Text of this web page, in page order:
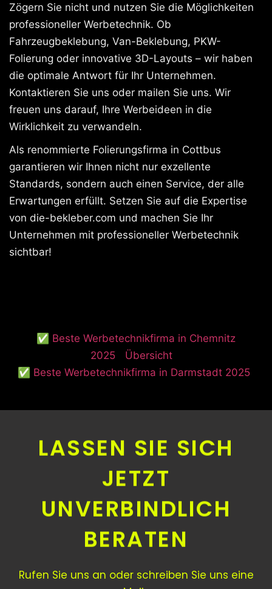
Zögern Sie nicht und nutzen Sie die Möglichkeiten
professioneller Werbetechnik. Ob
Fahrzeugbeklebung, Van-Beklebung, PKW-
Folierung oder innovative 3D-Layouts – wir haben
die optimale Antwort für Ihr Unternehmen.
Kontaktieren Sie uns oder mailen Sie uns. Wir
freuen uns darauf, Ihre Werbeideen in die
Wirklichkeit zu verwandeln.
Als renommierte Folierungsfirma in Cottbus
garantieren wir Ihnen nicht nur exzellente
Standards, sondern auch einen Service, der alle
Erwartungen erfüllt. Setzen Sie auf die Expertise
von die-bekleber.com und machen Sie Ihr
Unternehmen mit professioneller Werbetechnik
sichtbar!
✅ Beste Werbetechnikfirma in Chemnitz
2025
Übersicht
✅ Beste Werbetechnikfirma in Darmstadt 2025
LASSEN SIE SICH
JETZT
UNVERBINDLICH
BERATEN
Rufen Sie uns an oder schreiben Sie uns eine